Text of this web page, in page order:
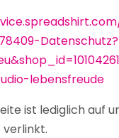
Datenschutz?
lebensfreude
ist lediglich auf
verlinkt.